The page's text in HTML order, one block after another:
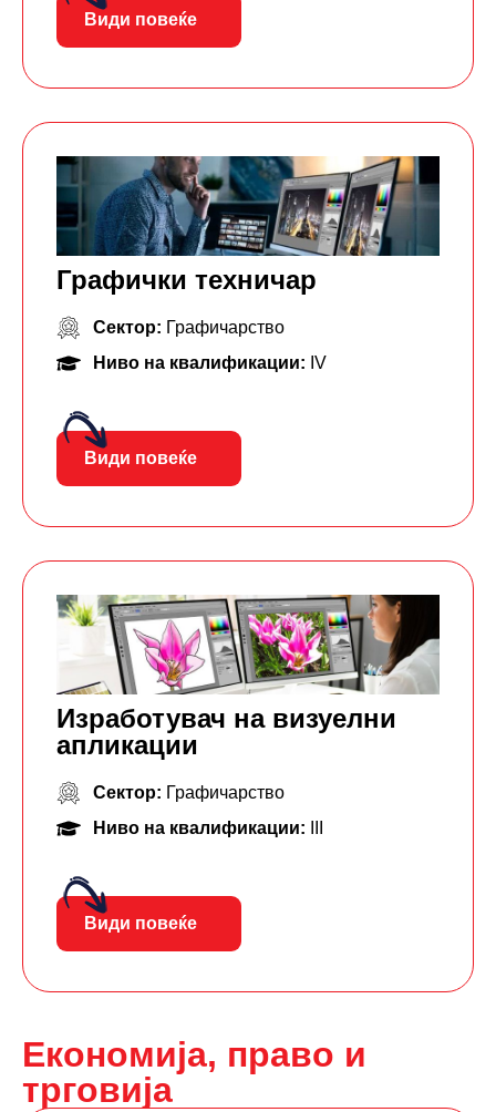
Види повеќе
Графички техничар
Сектор: Графичарство
Ниво на квалификации: IV
Види повеќе
Изработувач на визуелни
апликации
Сектор: Графичарство
Ниво на квалификации:
Види повеќе
Економија, право и
трговија